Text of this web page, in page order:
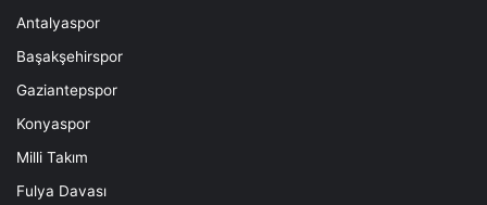
Antalyaspor
Başakşehirspor
Gaziantepspor
Konyaspor
Milli Takım
Fulya Davası